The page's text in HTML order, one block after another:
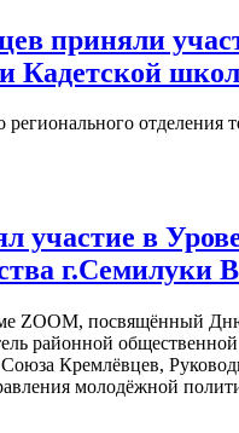
приняли
отделения
участие в
г.Семилуки
ZOOM, посвящённый
общественной
Кремлёвцев,
молодёжной